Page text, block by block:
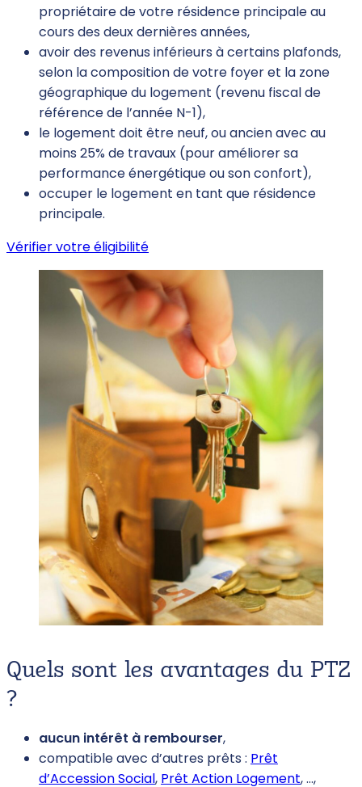
propriétaire de votre résidence principale au
cours des deux dernières années,
avoir des revenus inférieurs à certains plafonds,
selon la composition de votre foyer et la zone
géographique du logement (revenu fiscal de
référence de l’année N-1),
le logement doit être neuf, ou ancien avec au
moins 25% de travaux (pour améliorer sa
performance énergétique ou son confort),
occuper le logement en tant que résidence
principale.
Vérifier votre éligibilité
Quels sont les avantages du PTZ
?
aucun intérêt à rembourser,
compatible avec d’autres prêts : Prêt
d’Accession Social, Prêt Action Logement, …,